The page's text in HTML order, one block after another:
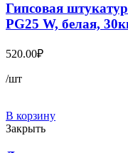
Гипсовая
PG25 W, белая,
520.00₽
/шт
В корзину
Закрыть